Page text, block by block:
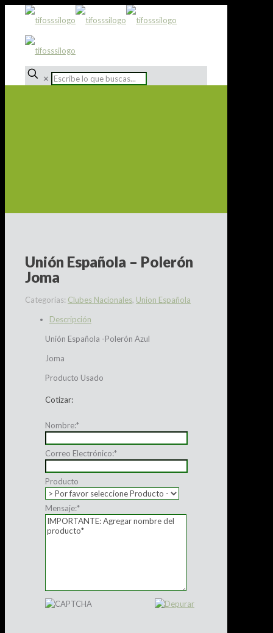
✕
Unión Española – Polerón
Joma
Categorías: Clubes Nacionales, Union Española
Descripción
Unión Española -Polerón Azul
Joma
Producto Usado
Cotizar:
Nombre:*
Correo Electrónico:*
Producto
Mensaje:*